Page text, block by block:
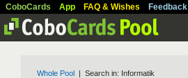
CoboCards App FAQ & Wishes Feedback
Whole Pool | Search in: Informatik